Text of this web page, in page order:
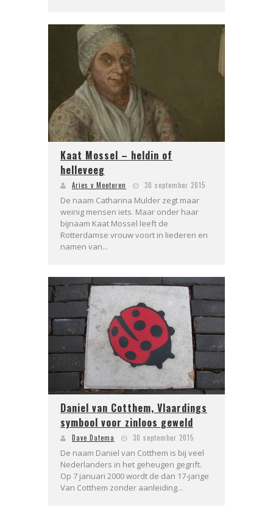
Kaat Mossel – heldin of
helleveeg
Aries v Meeteren 30 september 2015
De naam Catharina Mulder zegt maar
weinig mensen iets. Maar onder haar
bijnaam Kaat Mossel leeft de
Rotterdamse vrouw voort in liederen en
namen van...
Daniel van Cotthem, Vlaardings
symbool voor zinloos geweld
Dave Datema 30 september 2015
De naam Daniel van Cotthem is bij veel
Nederlanders in het geheugen gegrift.
Op 7 januari 2000 wordt de dan 17-jarige
Van Cotthem zonder aanleiding...